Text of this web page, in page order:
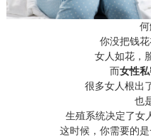
何
你没把钱
女人如花，
而女性
很多女人根出
也
生殖系统决定了女
这时候，你需要的